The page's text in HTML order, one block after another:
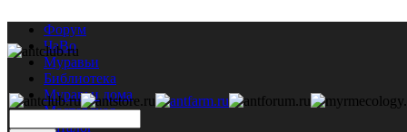
Форум
ЧаВо
Муравьи
Библиотека
Муравьи дома
Мастерская
Каталог